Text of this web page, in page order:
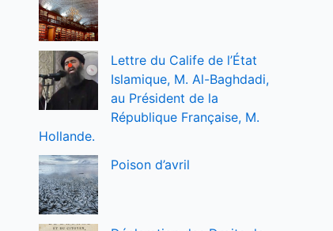
Lettre du Calife de l’État
Islamique, M. Al-Baghdadi,
au Président de la
République Française, M.
Hollande.
Poison d’avril